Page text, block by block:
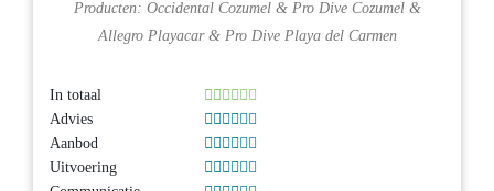
Producten: Occidental Cozumel& Pro Dive Cozumel&
Allegro Playacar& Pro Dive Playa del Carmen
In totaal
Advies
Aanbod
Uitvoering